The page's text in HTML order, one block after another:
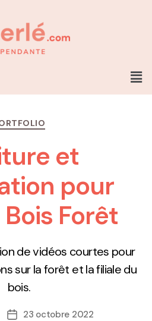
et
pour
Forêt
de vidéos courtes pour
sur la forêt et la filiale du
bois.
23 octobre 2022